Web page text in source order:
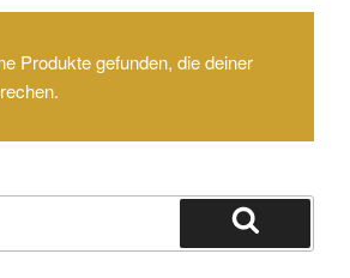
Produkte gefunden, die deiner
Suchen